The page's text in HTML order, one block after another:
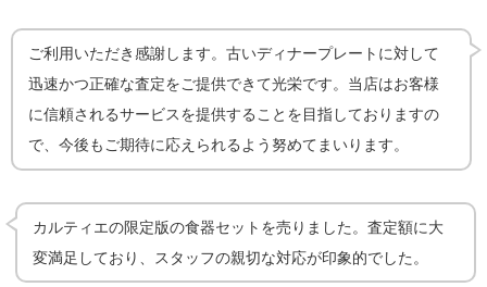
ご利用いただき感謝します。古いディナープレートに対して
迅速かつ正確な査定をご提供できて光栄です。当店はお客様
に信頼されるサービスを提供することを目指しておりますの
で、今後もご期待に応えられるよう努めてまいります。
カルティエの限定版の食器セットを売りました。査定額に大
変満足しており、スタッフの親切な対応が印象的でした。